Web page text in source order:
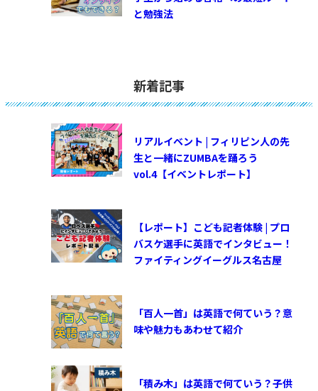
と勉強法
新着記事
リアルイベント | フィリピン人の先
生と一緒にZUMBAを踊ろう
vol.4【イベントレポート】
【レポート】こども記者体験 | プロ
バスケ選手に英語でインタビュー！
ファイティングイーグルス名古屋
「百人一首」は英語で何ていう？意
味や魅力もあわせて紹介
「積み木」は英語で何ていう？子供